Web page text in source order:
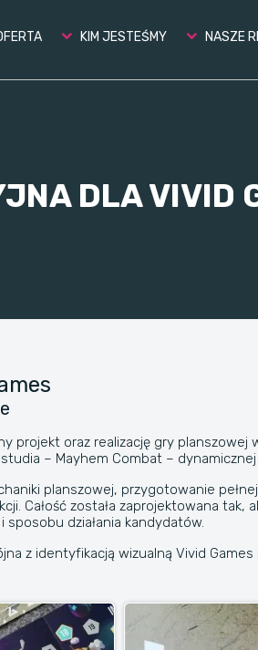
KIM JESTEŚMY NASZE
DLA VIVID
projekt oraz realizację gry
– Mayhem Combat –
planszowej, przygotowanie
Całość została zaprojektowana
działania kandydatów.
z identyfikacją wizualną Vivid